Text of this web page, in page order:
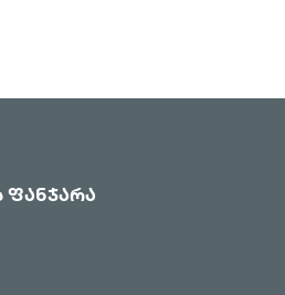
ფანჯარა